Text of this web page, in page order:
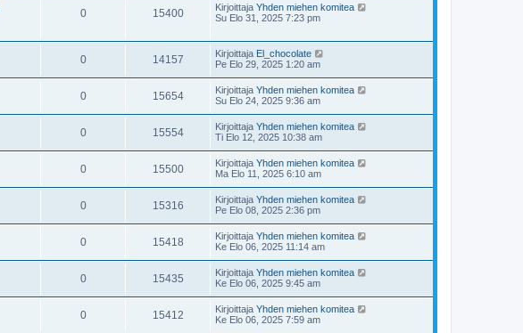
0 15400 Kirjoittaja Yhden miehen komitea
Su Elo 31, 2025 7:23 pm
0 14157 Kirjoittaja El_chocolate
Pe Elo 29, 2025 1:20 am
0 15654 Kirjoittaja Yhden miehen komitea
Su Elo 24, 2025 9:36 am
0 15554 Kirjoittaja Yhden miehen komitea
Ti Elo 12, 2025 10:38 am
0 15500 Kirjoittaja Yhden miehen komitea
Ma Elo 11, 2025 6:10 am
0 15316 Kirjoittaja Yhden miehen komitea
Pe Elo 08, 2025 2:36 pm
0 15418 Kirjoittaja Yhden miehen komitea
Ke Elo 06, 2025 11:14 am
0 15435 Kirjoittaja Yhden miehen komitea
Ke Elo 06, 2025 9:45 am
0 15412 Kirjoittaja Yhden miehen komitea
Ke Elo 06, 2025 7:59 am